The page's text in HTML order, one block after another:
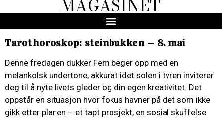
MAGASINET
Tarothoroskop: steinbukken – 8. mai
Denne fredagen dukker Fem beger opp med en
melankolsk undertone, akkurat idet solen i tyren inviterer
deg til å nyte livets gleder og din egen kreativitet. Det
oppstår en situasjon hvor fokus havner på det som ikke
gikk etter planen – et tapt prosjekt, en sosial skuffelse